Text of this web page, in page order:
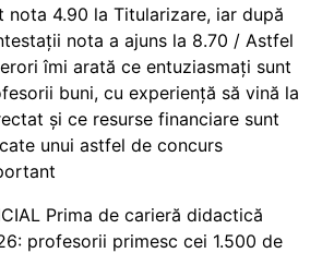
nota 4.90 la Titularizare, iar după
nota a ajuns la 8.70 / Astfel
îmi arată ce entuziasmați sunt
buni, cu experiență să vină la
și ce resurse financiare sunt
unui astfel de concurs
Prima de carieră didactică
profesorii primesc cei 1.500 de